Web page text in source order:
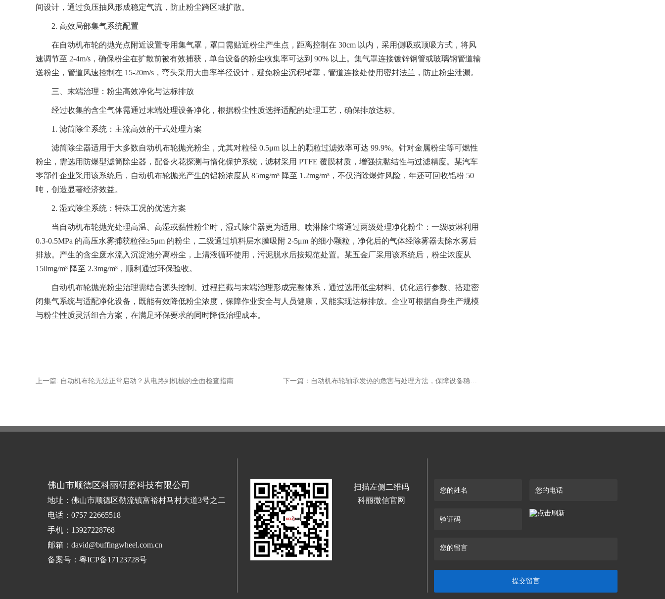
间设计，通过负压抽风形成稳定气流，防止粉尘跨区域扩散。
2. 高效局部集气系统配置
在自动机布轮的抛光点附近设置专用集气罩，罩口需贴近粉尘产生点，距离控制在 30cm 以内，采用侧吸或顶吸方式，将风
速调节至 2-4m/s，确保粉尘在扩散前被有效捕获，单台设备的粉尘收集率可达到 90% 以上。集气罩连接镀锌钢管或玻璃钢管道输
送粉尘，管道风速控制在 15-20m/s，弯头采用大曲率半径设计，避免粉尘沉积堵塞，管道连接处使用密封法兰，防止粉尘泄漏。
三、末端治理：粉尘高效净化与达标排放
经过收集的含尘气体需通过末端处理设备净化，根据粉尘性质选择适配的处理工艺，确保排放达标。
1. 滤筒除尘系统：主流高效的干式处理方案
滤筒除尘器适用于大多数自动机布轮抛光粉尘，尤其对粒径 0.5μm 以上的颗粒过滤效率可达 99.9%。针对金属粉尘等可燃性
粉尘，需选用防爆型滤筒除尘器，配备火花探测与惰化保护系统，滤材采用 PTFE 覆膜材质，增强抗黏结性与过滤精度。某汽车
零部件企业采用该系统后，自动机布轮抛光产生的铝粉浓度从 85mg/m³ 降至 1.2mg/m³，不仅消除爆炸风险，年还可回收铝粉 50
吨，创造显著经济效益。
2. 湿式除尘系统：特殊工况的优选方案
当自动机布轮抛光处理高温、高湿或黏性粉尘时，湿式除尘器更为适用。喷淋除尘塔通过两级处理净化粉尘：一级喷淋利用
0.3-0.5MPa 的高压水雾捕获粒径≥5μm 的粉尘，二级通过填料层水膜吸附 2-5μm 的细小颗粒，净化后的气体经除雾器去除水雾后
排放。产生的含尘废水流入沉淀池分离粉尘，上清液循环使用，污泥脱水后按规范处置。某五金厂采用该系统后，粉尘浓度从
150mg/m³ 降至 2.3mg/m³，顺利通过环保验收。
自动机布轮抛光粉尘治理需结合源头控制、过程拦截与末端治理形成完整体系，通过选用低尘材料、优化运行参数、搭建密
闭集气系统与适配净化设备，既能有效降低粉尘浓度，保障作业安全与人员健康，又能实现达标排放。企业可根据自身生产规模
与粉尘性质灵活组合方案，在满足环保要求的同时降低治理成本。
上一篇: 自动机布轮无法正常启动？从电路到机械的全面检查指南
佛山市顺德区科丽研磨科技有限公司
地址：佛山市顺德区勒流镇富裕村马村大道3号之二
电话：0757 22665518
手机：13927228768
邮箱：david@buffingwheel.com.cn
备案号： 粤ICP备17123728号
扫描左侧二维码
科丽微信官网